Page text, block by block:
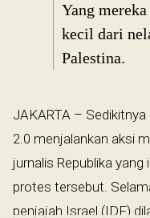
Yang
kecil dari
Palestina.
JAKARTA –
2.0 menjalankan aksi
jurnalis Republika
protes tersebut.
penjajah Israel (IDF)